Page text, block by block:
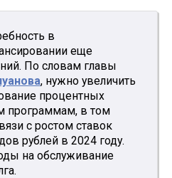
в
еще
По словам главы
, нужно увеличить
процентных
программам, в том
с ростом ставок
рублей в 2024 году.
на обслуживание